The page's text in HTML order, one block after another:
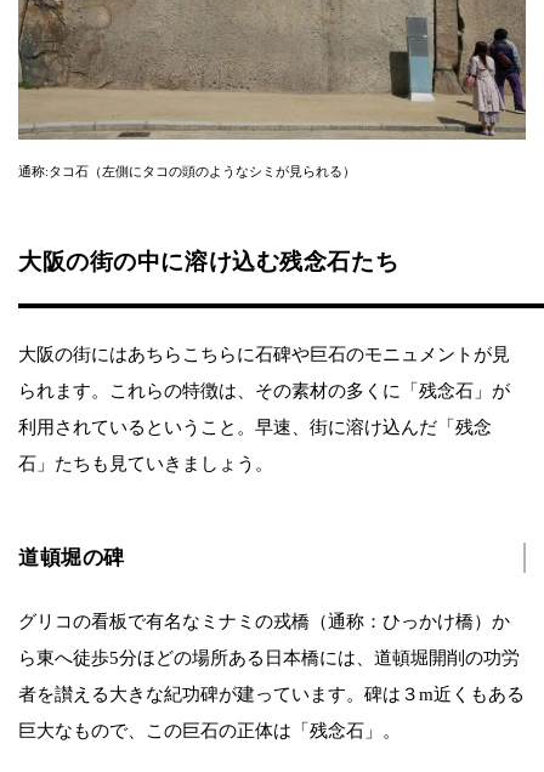
通称:タコ石（左側にタコの頭のようなシミが見られる）
大阪の街の中に溶け込む残念石たち
大阪の街にはあちらこちらに石碑や巨石のモニュメントが見
られます。これらの特徴は、その素材の多くに「残念石」が
利用されているということ。早速、街に溶け込んだ「残念
石」たちも見ていきましょう。
道頓堀の碑
グリコの看板で有名なミナミの戎橋（通称：ひっかけ橋）か
ら東へ徒歩5分ほどの場所ある日本橋には、道頓堀開削の功労
者を讃える大きな紀功碑が建っています。碑は３m近くもある
巨大なもので、この巨石の正体は「残念石」。